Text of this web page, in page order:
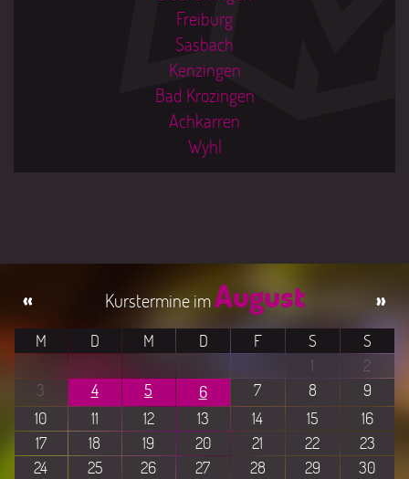
Freiburg
Sasbach
Kenzingen
Bad Krozingen
Achkarren
Wyhl
August
« »
M D M D F S
S
1
2
3
4 5 6 7 8
9
10
11 12 13 14 15
16
17
18 19 20 21 22
23
24
25 26 27 28 29
30